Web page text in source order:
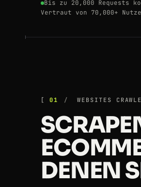
Bis zu 20,000 Requests
Vertraut von 70,000+
01 WEBSITES
DENEN